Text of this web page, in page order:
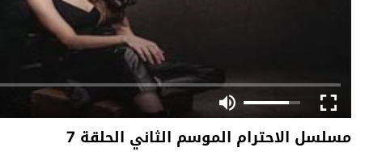
مسلسل الاحترام الموسم الثاني الحلقة 7